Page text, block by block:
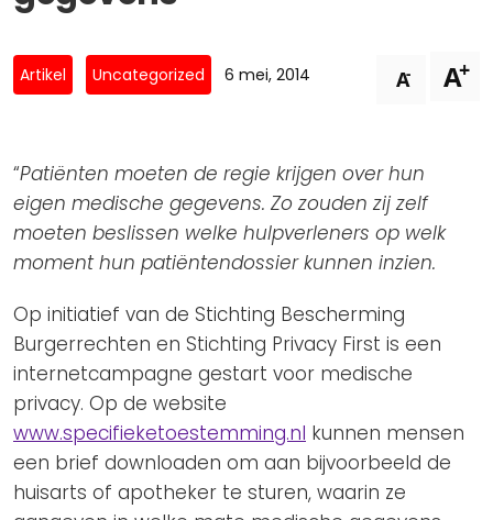
SpecifiekeToestemming.nl
Contact
ANBI Status
Playlist
Artikel Uncategorized 6 mei, 2014 A- A+
“Patiënten moeten de regie krijgen over hun
eigen medische gegevens. Zo zouden zij zelf
moeten beslissen welke hulpverleners op welk
moment hun patiëntendossier kunnen inzien.
Op initiatief van de Stichting Bescherming
Burgerrechten en Stichting Privacy First is een
internetcampagne gestart voor medische
privacy. Op de website
www.specifieketoestemming.nl kunnen mensen
een brief downloaden om aan bijvoorbeeld de
huisarts of apotheker te sturen, waarin ze